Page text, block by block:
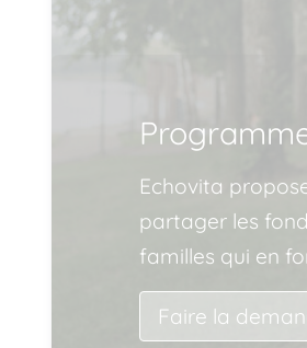
Echovita
partager les
familles qui en
Faire la